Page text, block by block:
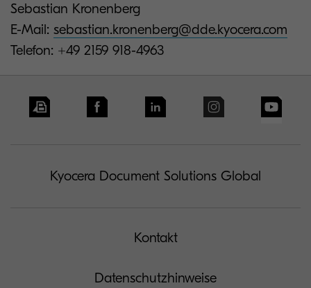
Sebastian Kronenberg
E-Mail: sebastian.kronenberg@dde.kyocera.com
Telefon: +49 2159 918-4963
Kyocera Document Solutions Global
Kontakt
Datenschutzhinweise